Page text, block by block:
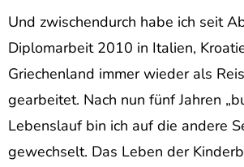
Und zwischendurch habe ich seit
Diplomarbeit 2010 in Italien,
Griechenland immer wieder als
gearbeitet. Nach nun fünf Jahren
Lebenslauf bin ich auf die andere
gewechselt. Das Leben der